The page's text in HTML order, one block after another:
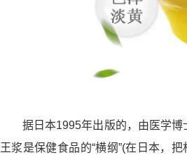
据日本1995年出版的，由医学
王浆是保健食品的“横纲”(在日本，